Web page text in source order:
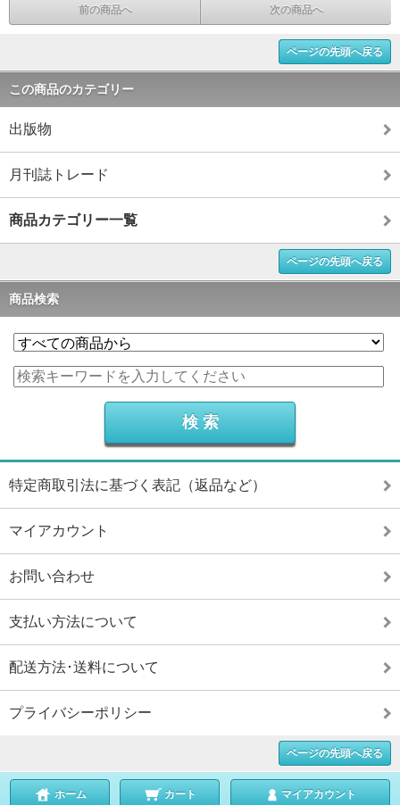
前の商品へ 次の商品へ
ページの先頭へ戻る
この商品のカテゴリー
出版物
月刊誌トレード
商品カテゴリー一覧
ページの先頭へ戻る
商品検索
特定商取引法に基づく表記（返品など）
マイアカウント
お問い合わせ
支払い方法について
配送方法･送料について
プライバシーポリシー
ページの先頭へ戻る
ホーム カート マイアカウント